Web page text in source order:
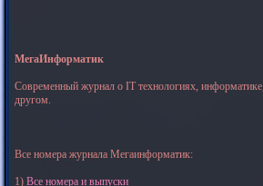
МегаИнформатик
Современный журнал о IT технологиях,
другом.
Все номера журнала Мегаинформатик:
1) Все номера и выпуски